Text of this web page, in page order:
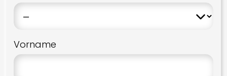
Vorname